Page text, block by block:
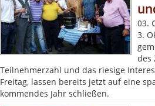
03.
3.
des
Teilnehmerzahl und das riesige
Freitag, lassen bereits jetzt auf eine
kommendes Jahr schließen.